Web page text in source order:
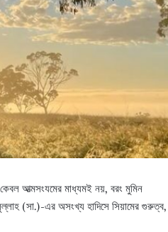
আত্মসংযমের মাধ্যমই নয়, বরং মুমিন
(সা.)-এর অসংখ্য হাদিসে সিয়ামের গুরুত্ব,